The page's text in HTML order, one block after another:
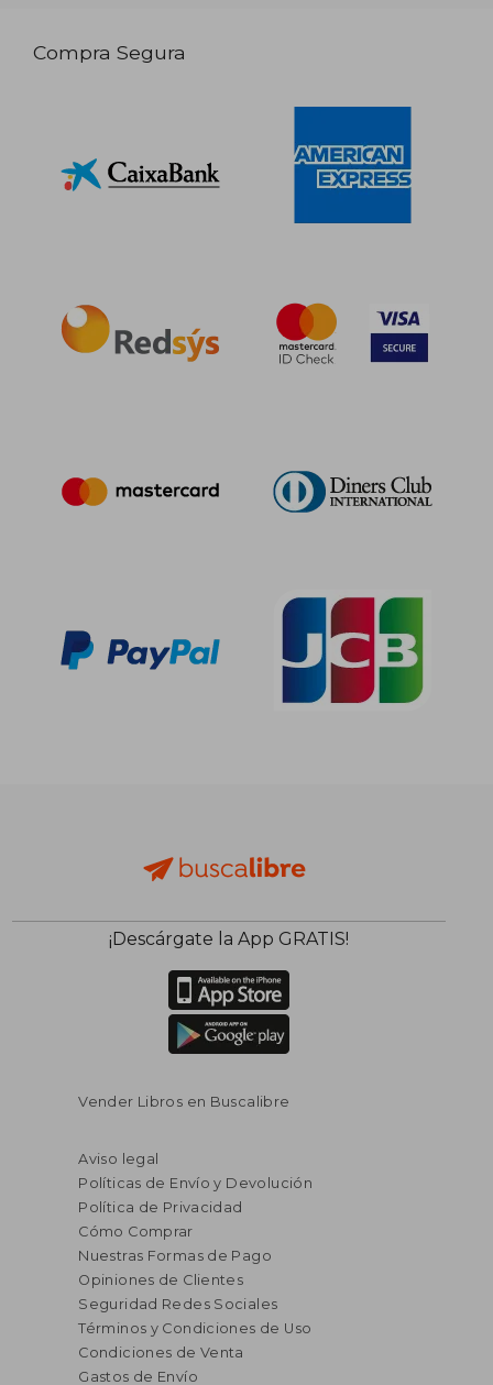
Compra Segura
¡Descárgate la App GRATIS!
Vender Libros en Buscalibre
Aviso legal
Políticas de Envío y Devolución
Política de Privacidad
Cómo Comprar
Nuestras Formas de Pago
Opiniones de Clientes
Seguridad Redes Sociales
Términos y Condiciones de Uso
Condiciones de Venta
Gastos de Envío